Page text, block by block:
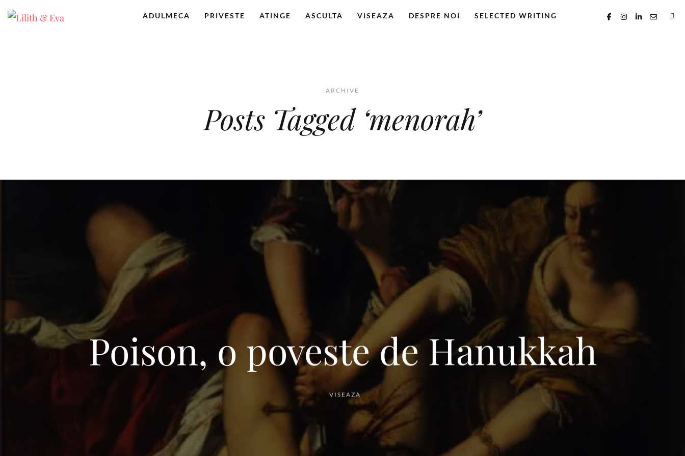
ADULMECA PRIVESTE ATINGE ASCULTA VISEAZA DESPRE NOI SELECTED WRITING
ARCHIVE
Posts Tagged ‘menorah’
Poison, o poveste de Hanukkah
VISEAZA